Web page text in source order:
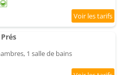
1 salle de bains